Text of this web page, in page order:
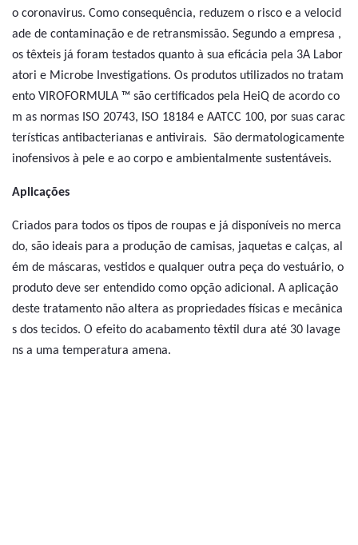
o coronavirus. Como consequência, reduzem o risco e a velocid
ade de contaminação e de retransmissão. Segundo a empresa ,
os têxteis já foram testados quanto à sua eficácia pela 3A Labor
atori e Microbe Investigations. Os produtos utilizados no tratam
ento VIROFORMULA ™ são certificados pela HeiQ de acordo co
m as normas ISO 20743, ISO 18184 e AATCC 100, por suas carac
terísticas antibacterianas e antivirais. São dermatologicamente
inofensivos à pele e ao corpo e ambientalmente sustentáveis.
Aplicações
Criados para todos os tipos de roupas e já disponíveis no merca
do, são ideais para a produção de camisas, jaquetas e calças, al
ém de máscaras, vestidos e qualquer outra peça do vestuário, o
produto deve ser entendido como opção adicional. A aplicação
deste tratamento não altera as propriedades físicas e mecânica
s dos tecidos. O efeito do acabamento têxtil dura até 30 lavage
ns a uma temperatura amena.